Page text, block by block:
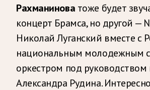
Рахманинова тоже будет
концерт Брамса, но другой —
Николай Луганский вместе с
национальным молодежным
оркестром под руководством
Александра Рудина.